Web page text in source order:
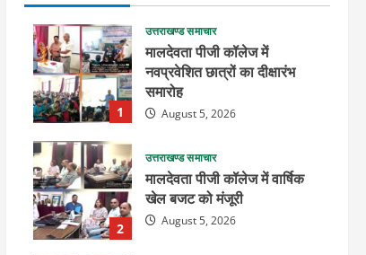
1
उत्तराखण्ड समाचार
मालदेवता पीजी कॉलेज में
नवप्रवेशित छात्रों का दीक्षारंभ
समारोह
August 5, 2026
2
उत्तराखण्ड समाचार
मालदेवता पीजी कॉलेज में वार्षिक
खेल बजट को मंजूरी
August 5, 2026